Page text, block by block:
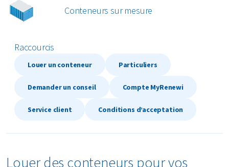
Textiles
Tous les types de déchets
Conteneurs sur mesure
Raccourcis
Louer un conteneur Particuliers
Demander un conseil Compte MyRenewi
Service client Conditions d’acceptation
Louer des conteneurs pour vos